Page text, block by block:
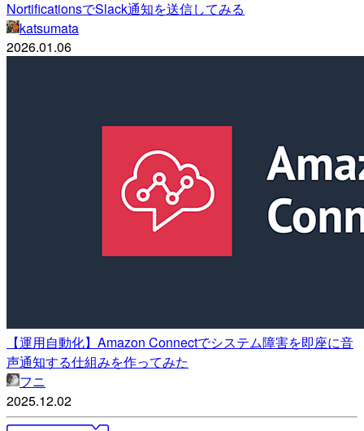
NortificationsでSlack通知を送信してみる
katsumata
2026.01.06
【運用自動化】Amazon Connectでシステム障害を即座に音
声通知する仕組みを作ってみた
フニ
2025.12.02